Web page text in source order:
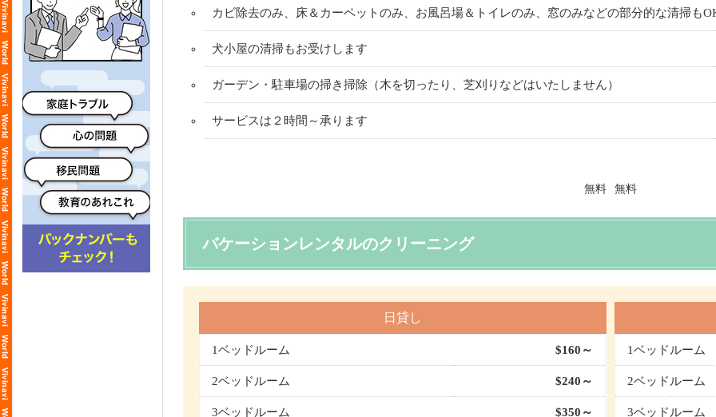
カビ除去のみ、床＆カーペットのみ、お風呂場＆トイレのみ、窓のみなどの部分的な清掃も
犬小屋の清掃もお受けします
ガーデン・駐車場の掃き掃除（木を切ったり、芝刈りなどはいたしません）
サービスは２時間～承ります
バケーションレンタルのクリーニング
日貸し
1ベッドルーム $160～
2ベッドルーム $240～
3ベッドルーム $350～
1ベッドルーム
2ベッドルーム
3ベッドルーム